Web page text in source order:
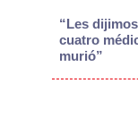
“Les
cuatro
murió”